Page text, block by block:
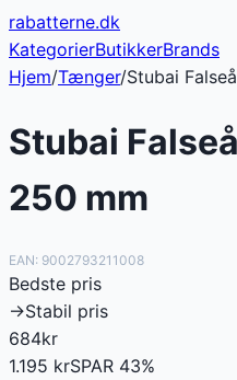
rabatterne.dk
KategorierButikkerBrands
Hjem/Tænger/Stubai
Stubai
250 mm
EAN: 9002793211008
Bedste pris
→Stabil pris
684kr
1.195 krSPAR 43%